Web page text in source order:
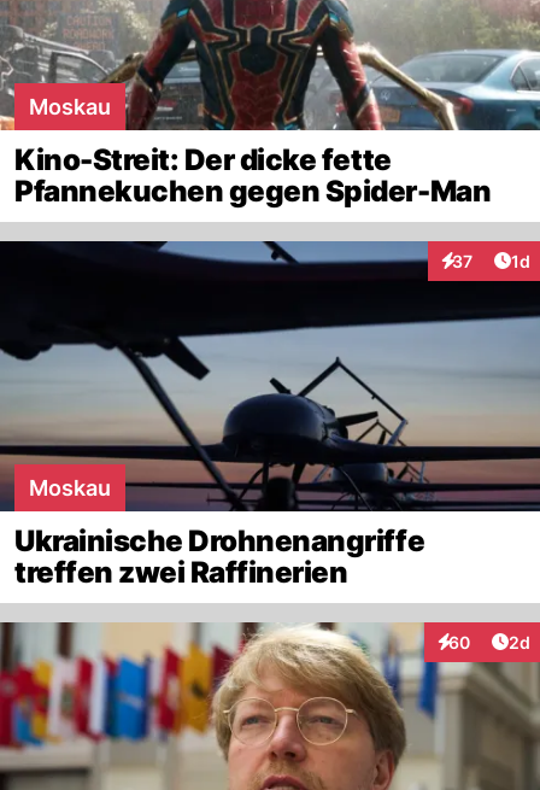
Moskau
Kino-Streit: Der dicke fette
Pfannekuchen gegen Spider-Man
37 1d
Moskau
Ukrainische Drohnenangriffe
treffen zwei Raffinerien
60
Interaktionen
2d